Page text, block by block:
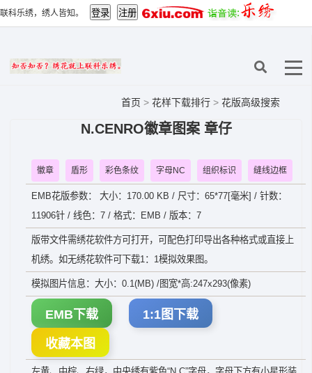
联科乐绣，绣人皆知。
首页 > 花样下载排行 > 花版高级搜索
N.CENRO徽章图案 章仔
徽章 盾形 彩色条纹 字母NC 组织标识 缝线边框
EMB花版参数： 大小：170.00 KB / 尺寸：65*77[毫米] / 针数：
11906针 / 线色：7 / 格式：EMB / 版本：7
版带文件需绣花软件方可打开，可配色打印导出各种格式或直接上
机绣。如无绣花软件可下载1：1模拟效果图。
模拟图片信息：大小：0.1(MB) /图宽*高:247x293(像素)
EMB下载 1:1图下载
收藏本图